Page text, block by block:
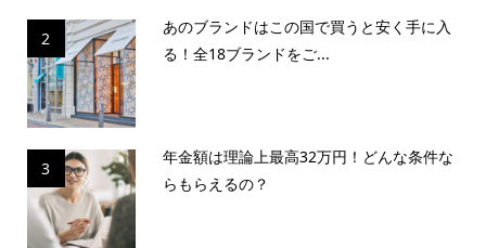
2
あのブランドはこの国で買うと安く手に入
る！全18ブランドをご...
3
年金額は理論上最高32万円！どんな条件な
らもらえるの？